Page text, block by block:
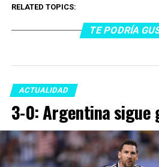
RELATED TOPICS:
TE PODRÍA
ACTUALIDAD
3-0: Argentina sigue